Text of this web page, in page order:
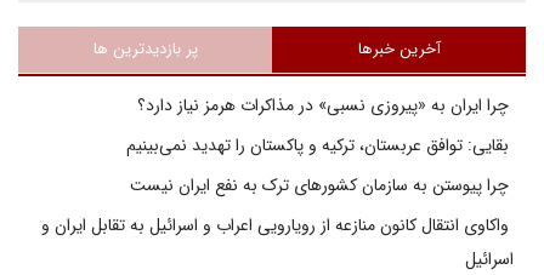
آخرین خبرها پر بازدیدترین ها
چرا ایران به «پیروزی نسبی» در مذاکرات هرمز نیاز دارد؟
بقایی: توافق عربستان، ترکیه و پاکستان را تهدید نمی‌بینیم
چرا پیوستن به سازمان کشورهای ترک به نفع ایران نیست
واکاوی انتقال کانون منازعه از رویارویی اعراب و اسرائیل به تقابل ایران و
اسرائیل